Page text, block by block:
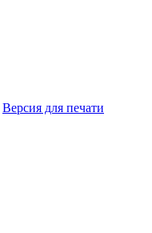
Версия для печати